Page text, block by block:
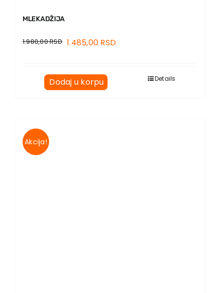
MLEKADŽIJA
1.980,00RSD 1.485,00 RSD
Dodaj u korpu Details
Akcija!